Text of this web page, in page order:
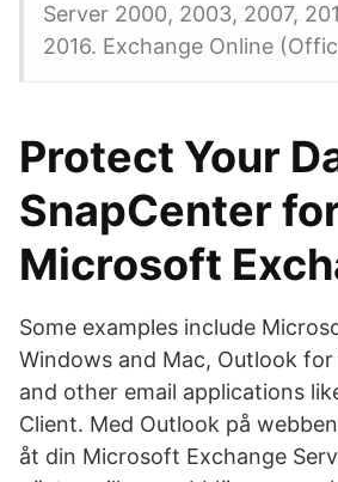
Server 2000, 2003, 2007,
2016. Exchange Online
Protect Your
SnapCenter
Microsoft
Some examples include
Windows and Mac, Outlook for
and other email applications
Client. Med Outlook på
åt din Microsoft Exchange